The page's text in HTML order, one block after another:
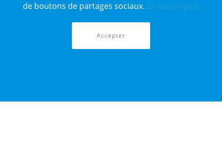
de boutons de partages sociaux.
Accepter
Annonce à 06-Béjaïa
Annonce à 31-Oran
Annonce à 15-TiziOuzou